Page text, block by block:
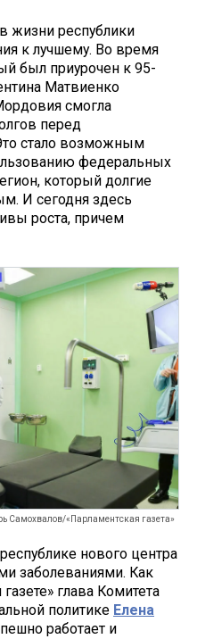
жизни республики
к лучшему. Во время
был приурочен к 95-
Матвиенко
смогла
перед
стало возможным
федеральных
который долгие
И сегодня здесь
роста, причем
Самохвалов/«Парламентская газета»
нового центра
заболеваниями. Как
глава Комитета
политике Елена
работает и